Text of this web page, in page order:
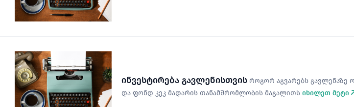
ინვესტირება გავლენისთვის როგორ აგვარებს გავლენაზე
და ფონდ კეკ მადარის თანამშრომლობის მაგალითს იხილეთ მეტი